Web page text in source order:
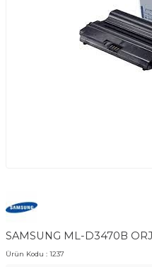
SAMSUNG ML-D3470B
Ürün Kodu : 1237